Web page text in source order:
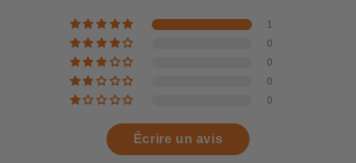
1
0
0
0
0
Écrire un avis